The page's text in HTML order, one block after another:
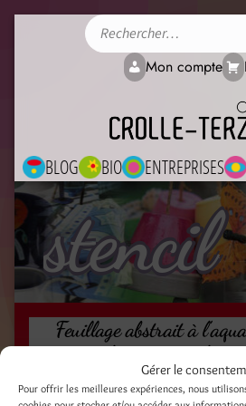
Gérer le
Pour offrir les meilleures expériences, nous
BLOG BIO ENTREPRISES
Mon compte
stencil
Feuillage abstrait à
loose watercolour
22 février 2019